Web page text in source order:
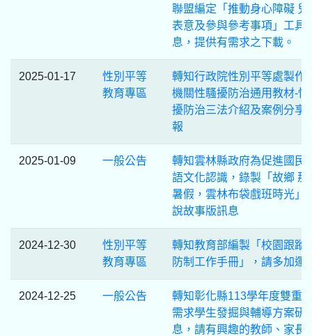
聯盟編定「推動身心障礙 兒
表意及參與參考事項」工具
息，提供有需求之下載。
2025-01-17
性別平等
教育專區
轉知行政院性別平等處製作
機關性騷擾防治通用教材-性
擾防治三法介紹及案例分享
報
2025-01-09 一般公告
轉知雲林縣政府為促進國民
語文化認識，錄製「故鄉 那
暑假，雲林布袋戲班時光」
說故事版訊息
2024-12-30
性別平等
教育專區
轉知教育部編製「校園跟蹤
防制工作手冊」，請多加運
2024-12-25 一般公告
轉知彰化縣113學年度雙重
需求學生發掘與輔導方案研
息，請有興趣的教師、家長